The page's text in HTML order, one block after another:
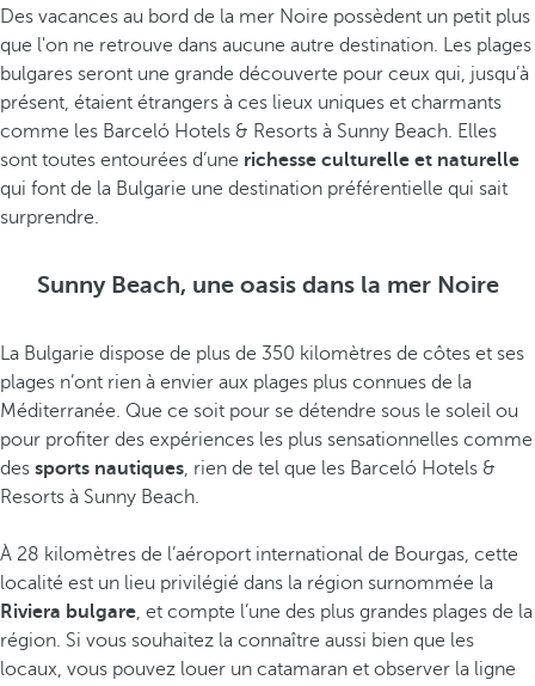
Des vacances au bord de la mer Noire possèdent un petit plus
que l'on ne retrouve dans aucune autre destination. Les plages
bulgares seront une grande découverte pour ceux qui, jusqu’à
présent, étaient étrangers à ces lieux uniques et charmants
comme les Barceló Hotels & Resorts à Sunny Beach. Elles
sont toutes entourées d’une richesse culturelle et naturelle
qui font de la Bulgarie une destination préférentielle qui sait
surprendre.
Sunny Beach, une oasis dans la mer Noire
La Bulgarie dispose de plus de 350 kilomètres de côtes et ses
plages n’ont rien à envier aux plages plus connues de la
Méditerranée. Que ce soit pour se détendre sous le soleil ou
pour profiter des expériences les plus sensationnelles comme
des sports nautiques, rien de tel que les Barceló Hotels &
Resorts à Sunny Beach.
À 28 kilomètres de l’aéroport international de Bourgas, cette
localité est un lieu privilégié dans la région surnommée la
Riviera bulgare, et compte l’une des plus grandes plages de la
région. Si vous souhaitez la connaître aussi bien que les
locaux, vous pouvez louer un catamaran et observer la ligne